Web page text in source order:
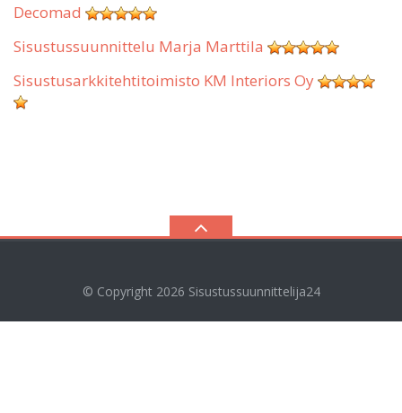
Decomad
Sisustussuunnittelu Marja Marttila
Sisustusarkkitehtitoimisto KM Interiors Oy
© Copyright 2026 Sisustussuunnittelija24